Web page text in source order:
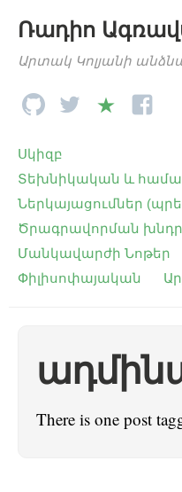
Ռադիո
Արտակ Կոլյանի
Սկիզբ
Տեխնիկական և
Ներկայացումներ
Ծրագրավորման
Մանկավարժի Նոթեր
Փիլիսոփայական
There is one post